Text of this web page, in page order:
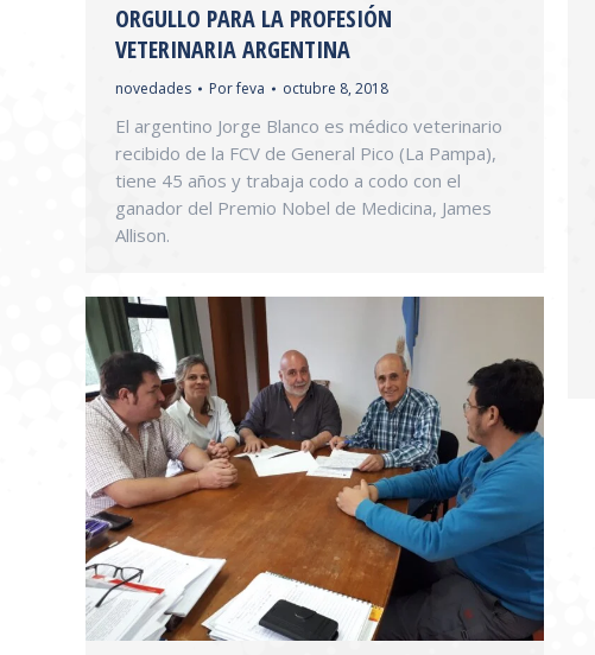
ORGULLO PARA LA PROFESIÓN
VETERINARIA ARGENTINA
novedades Porfeva octubre 8, 2018
El argentino Jorge Blanco es médico veterinario
recibido de la FCV de General Pico (La Pampa),
tiene 45 años y trabaja codo a codo con el
ganador del Premio Nobel de Medicina, James
Allison.